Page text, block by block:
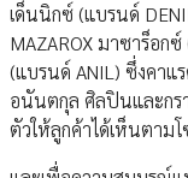
เด็นนิกซ์ (แบรนด์
MAZAROX มาซาร็อก
(แบรนด์ ANIL) ซึ่งคาแ
อนันตกุล ศิลปินและกร
ตัวให้ลูกค้าได้เห็นตาม